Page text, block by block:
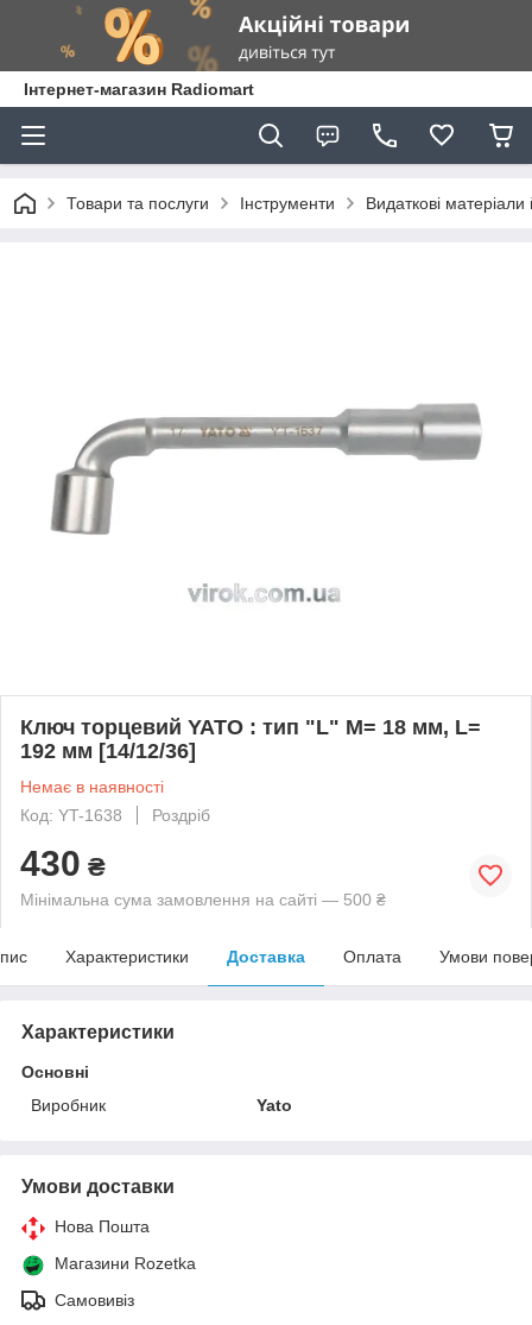
Інтернет-магазин Radiomart
Товари та послуги Інструменти Видаткові
Ключ торцевий YATO : тип "L" М= 18 мм, L=
192 мм [14/12/36]
Немає в наявності
Код: YT-1638
Роздріб
430 ₴
Мінімальна сума замовлення на сайті — 500 ₴
Характеристики Доставка Оплата Умови
Характеристики
Основні
Виробник
Yato
Умови доставки
Нова Пошта
Магазини Rozetka
Самовивіз